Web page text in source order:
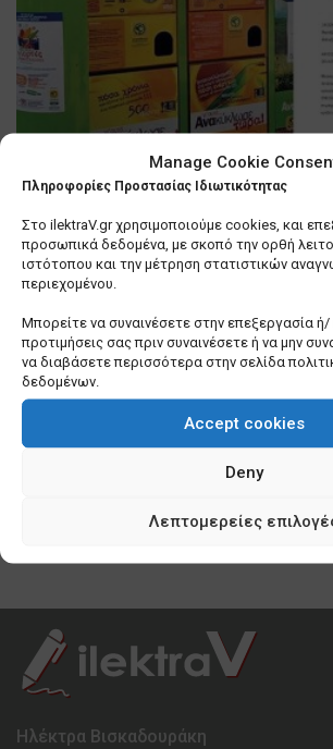
Manage Cookie
Πληροφορίες Προστασίας Ιδιωτικότητας
Στο ilektraV.gr χρησιμοποιούμε cookies, και
προσωπικά δεδομένα, με σκοπό την ορθή
ιστότοπου και την μέτρηση στατιστικών
περιεχομένου.
Μπορείτε να συναινέσετε στην επεξεργασία ή/
προτιμήσεις σας πριν συναινέσετε ή να μην
να διαβάσετε περισσότερα στην σελίδα
δεδομένων.
Accept cookies
Deny
Λεπτομερείες
Θεσσαλονίκη: Βιασύνη του
δημάρχου, Κ. Ζέρβα να
… τα «σπιτάκια ανακύκλωσης»
0 SHARES
Λίγα πράγματα που δεν γνωρίζετε
0 SHARES
Σε τέλμα οι Υπηρεσίες Δόμησης
Κυνισμός Μπακογιάννη ακόμη και
0 SHARES
Ηλέκτρα Βισκαδουράκη